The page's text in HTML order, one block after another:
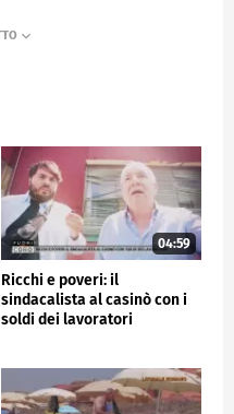
04:59
Ricchi e poveri: il
sindacalista al casinò con i
soldi dei lavoratori